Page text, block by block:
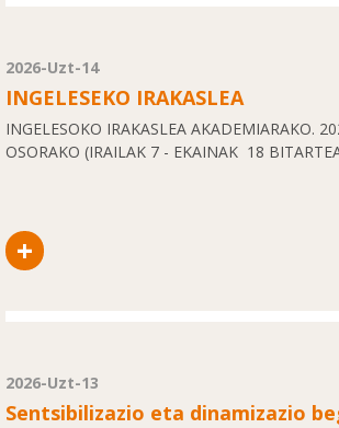
2026-Uzt-14
INGELESEKO IRAKASLEA
INGELESOKO IRAKASLEA AKADEMIARAKO.
OSORAKO (IRAILAK 7 - EKAINAK 18
+
2026-Uzt-13
Sentsibilizazio eta dinamizazio